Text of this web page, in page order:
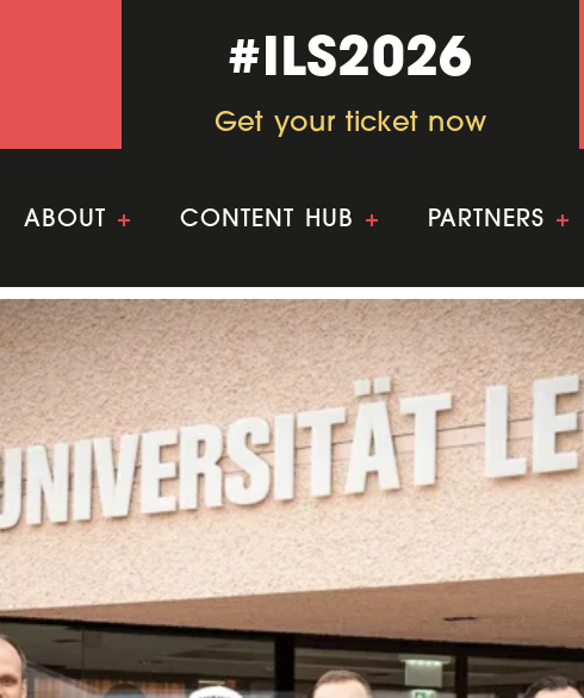
#ILS2026
Get your ticket now
#ILS2026
Get your ticket now
ABOUT + CONTENT HUB + PARTNERS +